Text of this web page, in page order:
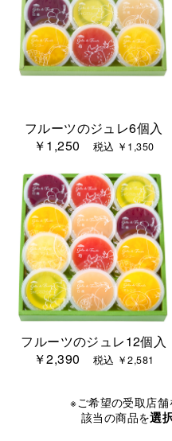
フルーツのジュレ6個入
￥1,250
税込 ￥1,350
フルーツのジュレ12個入
￥2,390
税込 ￥2,581
※ご希望の受取店
該当の商品を選